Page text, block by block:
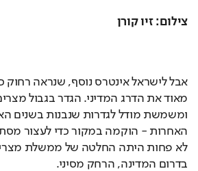
​צילום: זיו קורן
בדרום המדינה, הרחק מסיני.